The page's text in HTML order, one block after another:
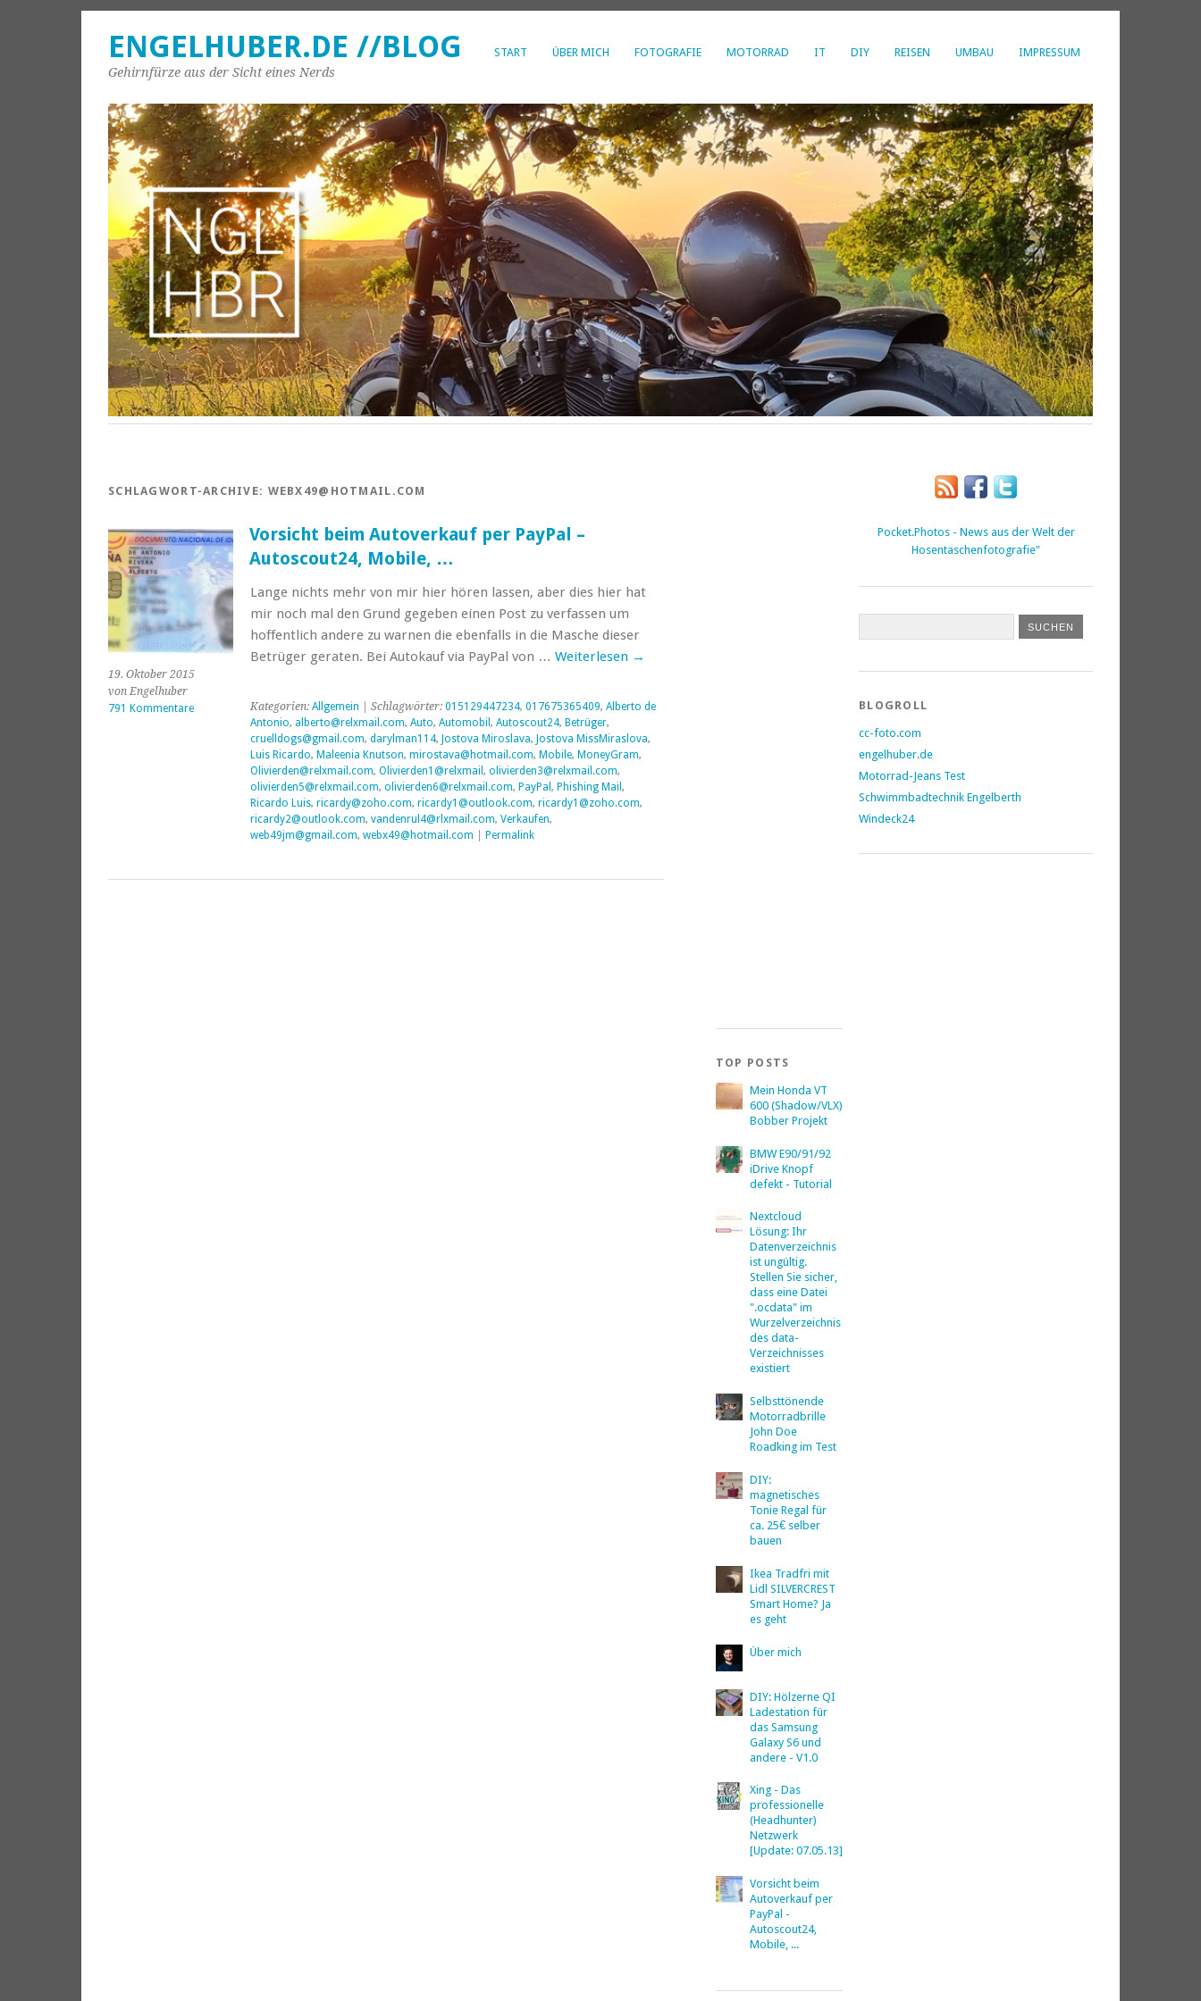
START ÜBER MICH FOTOGRAFIE MOTORRAD IT DIY REISEN UMBAU IMPRESSUM
ENGELHUBER.DE //BLOG
Gehirnfürze aus der Sicht eines Nerds
SCHLAGWORT-ARCHIVE: WEBX49@HOTMAIL.COM
19. Oktober 2015
von Engelhuber
791 Kommentare
Vorsicht beim Autoverkauf per PayPal –
Autoscout24, Mobile, …
Lange nichts mehr von mir hier hören lassen, aber dies hier hat
mir noch mal den Grund gegeben einen Post zu verfassen um
hoffentlich andere zu warnen die ebenfalls in die Masche dieser
Betrüger geraten. Bei Autokauf via PayPal von … Weiterlesen →
Kategorien: Allgemein | Schlagwörter: 015129447234, 017675365409, Alberto de
Antonio, alberto@relxmail.com, Auto, Automobil , Autoscout24, Betrüger,
cruelldogs@gmail.com, darylman114, Jostova Miroslava, Jostova MissMiraslova,
Luis Ricardo, Maleenia Knutson, mirostava@hotmail.com, Mobile, MoneyGram,
Olivierden@relxmail.com, Olivierden1@relxmail , olivierden3@relxmail.com,
olivierden5@relxmail.com, olivierden6@relxmail.com, PayPal , Phishing Mail ,
Ricardo Luis, ricardy@zoho.com, ricardy1@outlook.com, ricardy1@zoho.com,
ricardy2@outlook.com, vandenrul4@rlxmail.com, Verkaufen,
web49jm@gmail.com, webx49@hotmail.com Permalink
TOP POSTS
Mein Honda VT
600 (Shadow/VLX)
Bobber Projekt
BMW E90/91/92
iDrive Knopf
defekt - Tutorial
Nextcloud
Lösung: Ihr
Datenverzeichnis
ist ungültig.
Stellen Sie sicher,
dass eine Datei
".ocdata" im
Wurzelverzeichnis
des data-
Verzeichnisses
existiert
Selbsttönende
Motorradbrille
John Doe
Roadking im Test
DIY:
magnetisches
Tonie Regal für
ca. 25€ selber
bauen
Ikea Tradfri mit
Lidl SILVERCREST
Smart Home? Ja
es geht
Über mich
DIY: Hölzerne QI
Ladestation für
das Samsung
Galaxy S6 und
andere - V1.0
Xing - Das
professionelle
(Headhunter)
Netzwerk
[Update: 07.05.13]
Vorsicht beim
Autoverkauf per
PayPal -
Autoscout24,
Mobile, ...
Pocket.Photos - News aus der Welt der
Hosentaschenfotografie"
BLOGROLL
cc-foto.com
engelhuber.de
Motorrad-Jeans Test
Schwimmbadtechnik Engelberth
Windeck24